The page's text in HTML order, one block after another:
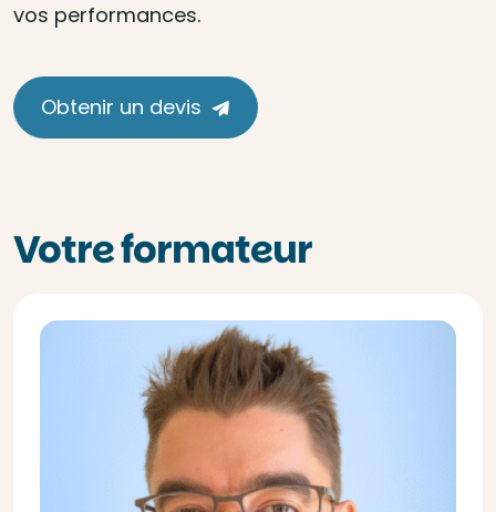
vos performances.
Obtenir un devis
Votre formateur